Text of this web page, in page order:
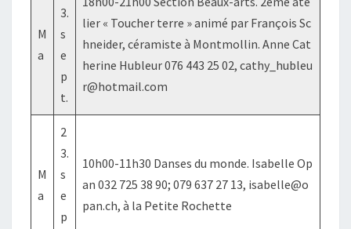
M
a
3.
s
e
p
t.
lier « Toucher terre » animé par François Sc
hneider, céramiste à Montmollin. Anne Cat
herine Hubleur 076 443 25 02, cathy_hubleu
r@hotmail.com
M
a
2
3.
s
e
p
10h00-11h30 Danses du monde. Isabelle Op
an 032 725 38 90; 079 637 27 13, isabelle@o
pan.ch, à la Petite Rochette